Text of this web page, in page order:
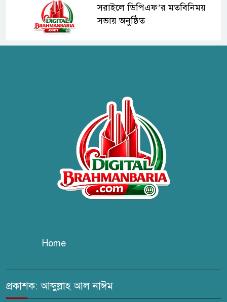
সরাইলে ডিপিএফ’র মতবিনিময়
সভায় অনুষ্ঠিত
ব্রাহ্মণবাড়িয়ায় তরী বাংলাদেশের
উদ্যোগে বৃক্ষরোপণ ও গাছের চারা
বিতরণ।
কবি জয়দুল হোসেনের
‘পাখপাখালির মিলনমেলা’ গ্রন্থের
প্রকাশনা উৎসব
চুরির দায়ে সুলতানপুরের বোরহান
Home
প্রকাশক: আব্দুল্লাহ আল নাঈম